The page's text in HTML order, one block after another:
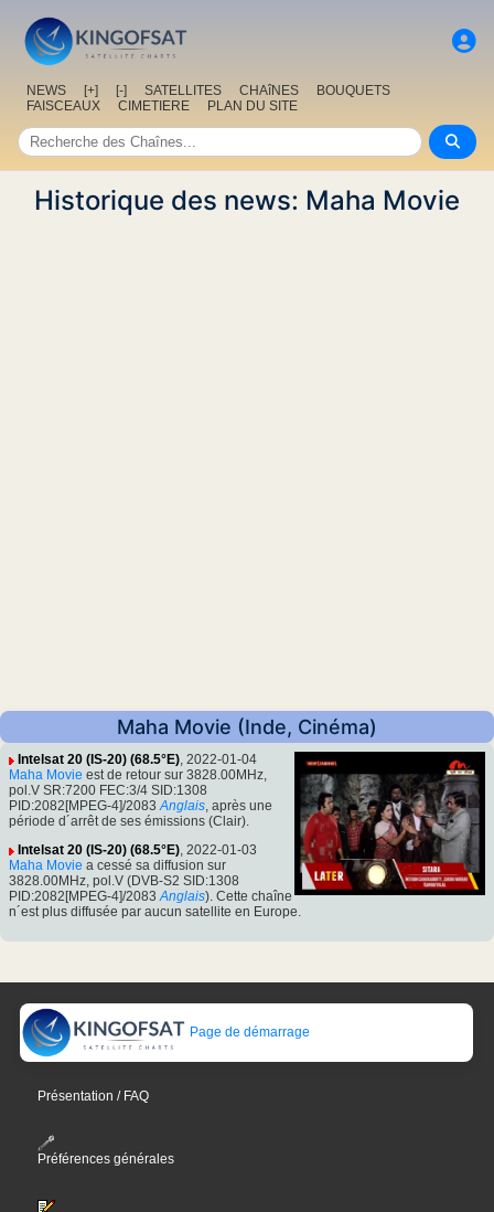
NEWS [+] [-] SATELLITES CHAîNES
BOUQUETS
FAISCEAUX
CIMETIERE PLAN DU SITE
Historique des news: Maha Movie
Maha Movie (Inde, Cinéma)
Intelsat 20 (IS-20) (68.5°E), 2022-01-04
Maha Movie est de retour sur 3828.00MHz,
pol.V SR:7200 FEC:3/4 SID:1308
PID:2082[MPEG-4]/2083 Anglais, après une
période d´arrêt de ses émissions (Clair).
Intelsat 20 (IS-20) (68.5°E), 2022-01-03
Maha Movie a cessé sa diffusion sur
3828.00MHz, pol.V (DVB-S2 SID:1308
PID:2082[MPEG-4]/2083 Anglais). Cette chaîne
n´est plus diffusée par aucun satellite en Europe.
Page de démarrage
Présentation / FAQ
Préférences générales